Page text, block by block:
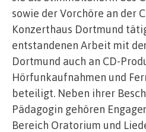
sowie der Vorchöre an der
Konzerthaus Dortmund
entstandenen Arbeit mit
Dortmund auch an CD-
Hörfunkaufnahmen und
beteiligt. Neben ihrer
Pädagogin gehören
Bereich Oratorium und